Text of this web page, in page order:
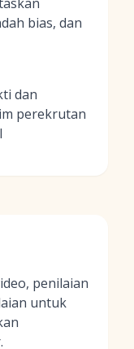
bias, dan
dan
perekrutan
penilaian
untuk